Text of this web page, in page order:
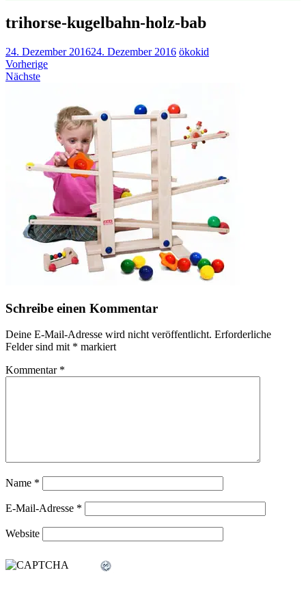
trihorse-kugelbahn-holz-bab
24. Dezember 201624. Dezember 2016 ökokid
Vorherige
Nächste
Schreibe einen Kommentar
Deine E-Mail-Adresse wird nicht veröffentlicht. Erforderliche
Felder sind mit * markiert
Kommentar *
Name *
E-Mail-Adresse *
Website